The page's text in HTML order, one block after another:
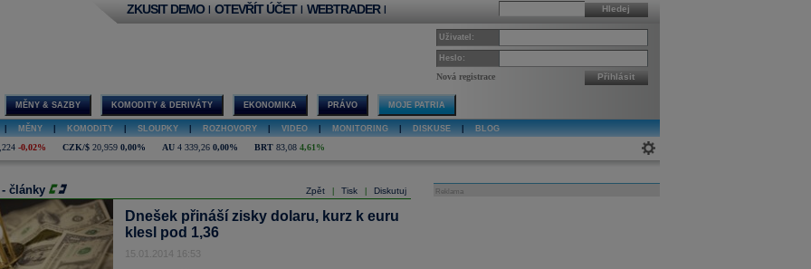
Hledej
ZKUSIT DEMO | OTEVŘÍT ÚČET | WEBTRADER |
Uživatel:
Heslo:
Nová registrace Přihlásit
MĚNY & SAZBY KOMODITY & DERIVÁTY EKONOMIKA PRÁVO MOJE PATRIA
MĚNY KOMODITY SLOUPKY ROZHOVORY VIDEO MONITORING DISKUSE BLOG
-0,02% CZK/$ 20,959 0,00% AU 4 339,26 0,00% BRT 83,08 4,61%
Zpět Tisk Diskutuj
- články
Dnešek přináší zisky dolaru, kurz k euru
klesl pod 1,36
15.01.2014 16:53
Reklama